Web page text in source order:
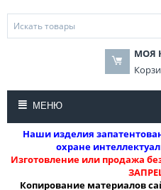
МОЯ
МЕНЮ
Наши изделия
охране
Изготовление или продажа
Копирование материалов